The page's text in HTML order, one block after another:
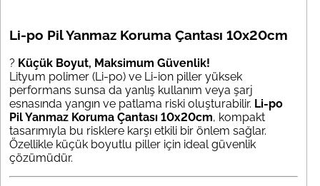
Li-po Pil Yanmaz Koruma Çantası 10x20cm
? Küçük Boyut, Maksimum Güvenlik!
Lityum polimer (Li-po) ve Li-ion piller yüksek
performans sunsa da yanlış kullanım veya şarj
esnasında yangın ve patlama riski oluşturabilir. Li-po
Pil Yanmaz Koruma Çantası 10x20cm, kompakt
tasarımıyla bu risklere karşı etkili bir önlem sağlar.
Özellikle küçük boyutlu piller için ideal güvenlik
çözümüdür.